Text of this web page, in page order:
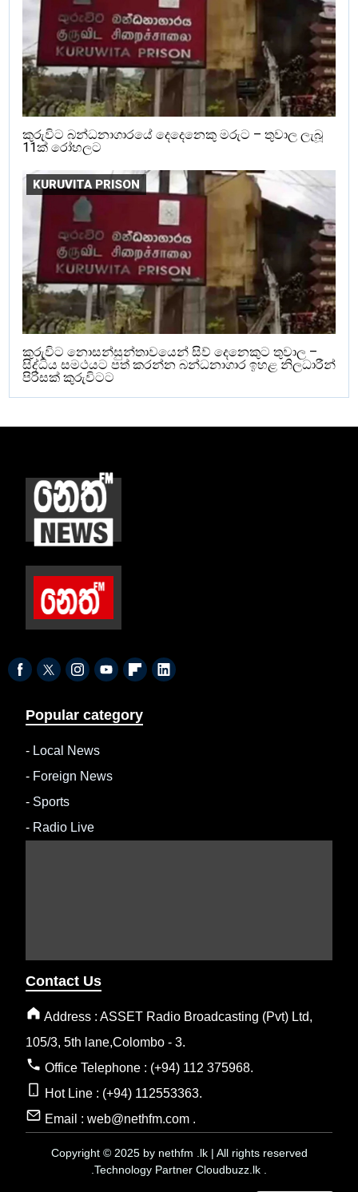
කුරුවිට බන්ධනාගාරයේ දෙදෙනෙකු මරුට – තුවාල ලැබූ
11ක් රෝහලට
KURUVITA PRISON
කුරුවිට නොසන්සුන්තාවයෙන් සිව් දෙනෙකුට තුවාල –
සිද්ධිය සමථයට පත් කරන්න බන්ධනාගාර ඉහළ නිලධාරීන්
පිරිසක් කුරුවිටට
Popular category
- Local News
- Foreign News
- Sports
- Radio Live
Contact Us
Address : ASSET Radio Broadcasting (Pvt) Ltd,
105/3, 5th lane,Colombo - 3.
Office Telephone : (+94) 112 375968.
Hot Line : (+94) 112553363.
Email : web@nethfm.com .
Copyright © 2025 by nethfm .lk | All rights reserved
.Technology Partner Cloudbuzz.lk .